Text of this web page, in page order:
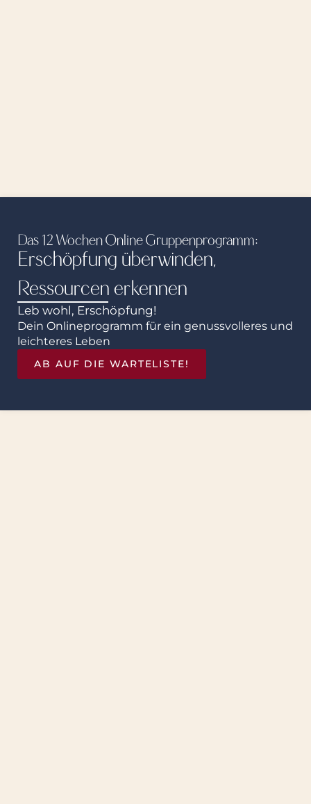
Das 12 Wochen Online Gruppenprogramm:
Erschöpfung überwinden,
Ressourcen erkennen
Leb wohl, Erschöpfung!
Dein Onlineprogramm für ein genussvolleres und
leichteres Leben
AB AUF DIE WARTELISTE!